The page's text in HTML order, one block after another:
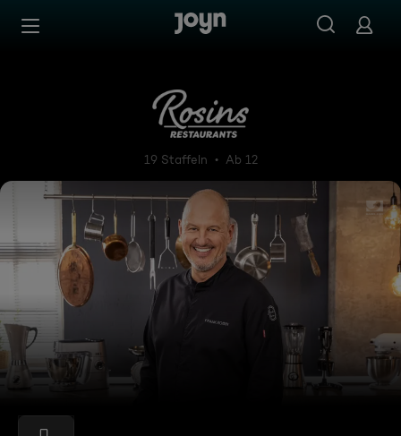
Zum Inhalt springen
Rosins Restaurants - Ein
19 Staffeln Ab 12